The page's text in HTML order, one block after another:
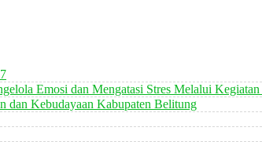
Emosi dan Mengatasi Stres Melalui
dan Kebudayaan Kabupaten Belitung